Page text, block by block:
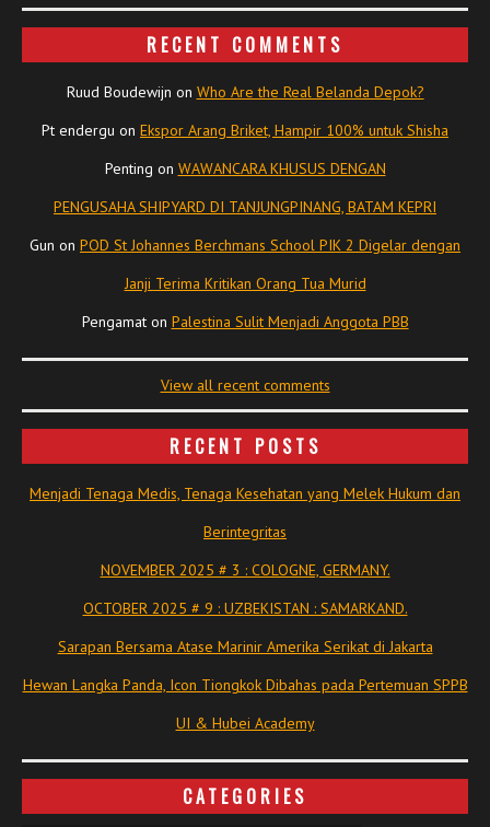
RECENT COMMENTS
Ruud Boudewijn on Who Are the Real Belanda Depok?
Pt endergu on Ekspor Arang Briket, Hampir 100% untuk Shisha
Penting on WAWANCARA KHUSUS DENGAN
PENGUSAHA SHIPYARD DI TANJUNGPINANG, BATAM KEPRI
Gun on POD St Johannes Berchmans School PIK 2 Digelar dengan
Janji Terima Kritikan Orang Tua Murid
Pengamaton Palestina Sulit Menjadi Anggota PBB
View all recent comments
RECENT POSTS
Menjadi Tenaga Medis, Tenaga Kesehatan yang Melek Hukum dan
Berintegritas
NOVEMBER 2025 # 3 : COLOGNE, GERMANY.
OCTOBER 2025 # 9 : UZBEKISTAN : SAMARKAND.
Sarapan Bersama Atase Marinir Amerika Serikat di Jakarta
Hewan Langka Panda, Icon Tiongkok Dibahas pada Pertemuan SPPB
UI & Hubei Academy
CATEGORIES